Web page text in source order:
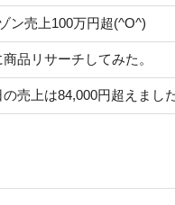
ン売上100万円超(^O^)
品リサーチしてみた。
売上は84,000円超えまし